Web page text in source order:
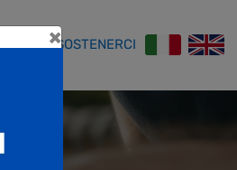
COME SOSTENERCI
×Close